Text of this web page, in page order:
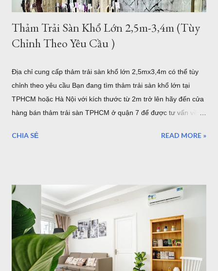
Thảm Trải Sàn Khổ Lớn 2,5m-3,4m (Tùy
Chỉnh Theo Yêu Cầu )
Địa chỉ cung cấp thảm trải sàn khổ lớn 2,5mx3,4m có thể tùy
chỉnh theo yêu cầu Bạn đang tìm thảm trải sàn khổ lớn tại
TPHCM hoặc Hà Nội với kích thước từ 2m trở lên hãy đến cửa
hàng bán thảm trải sàn TPHCM ở quận 7 để được tư vấn về
yêu cầu của bạn. Kho thảm trải sàn khổ lớn quận 7 TPHCM
khổ lớn - Bảo hành - Giao hàng .... Địa chỉ bán thảm lót sàn
khổ lớn tại HCM và Hà Nội Coupons trong tháng của Thảm
Đẹp 1. Giới thiệu về thảm khổ 2,5m - 3,4m 2,6m - 3,6m Là đơn
vị cung cấp thảm trải sàn - thảm trang trí nhà tại Hồ Chí Minh
và Hà Nội, chung tôi luôn phục vụ tối đa nhu cầu của khách
hàng, với nhu cầu trải sàn khổ lớn ơ Việt Nam, chúng tôi đã
CHIA SẺ READ MORE »